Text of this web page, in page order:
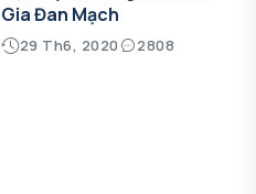
Gia Đan Mạch
29 Th6, 2020 2808